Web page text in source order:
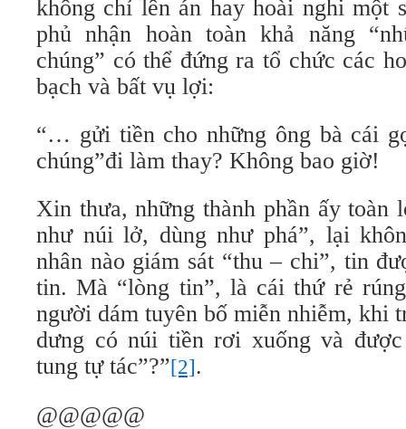
không chỉ lên án hay hoài nghi một
phủ nhận hoàn toàn khả năng
chúng” có thể đứng ra tổ chức các
bạch và bất vụ lợi:
“… gửi tiền cho những ông bà cái
chúng”đi làm thay? Không bao giờ!
Xin thưa, những thành phần ấy toàn
như núi lở, dùng như phá”, lại
nhân nào giám sát “thu – chi”, tin
tin. Mà “lòng tin”, là cái thứ rẻ
người dám tuyên bố miễn nhiễm, khi
dưng có núi tiền rơi xuống và
tung tự tác”?”[2].
@@@@@